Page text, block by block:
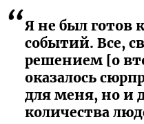
Я не был готов
событий. Все,
решением [о
оказалось
для меня, но и
количества